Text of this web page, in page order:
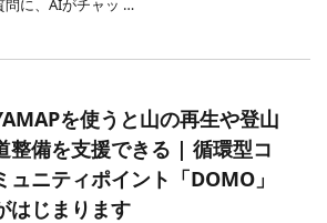
を使うと山の再生や登山
整備を支援できる | 循環型コ
ュニティポイント「DOMO」
はじまります